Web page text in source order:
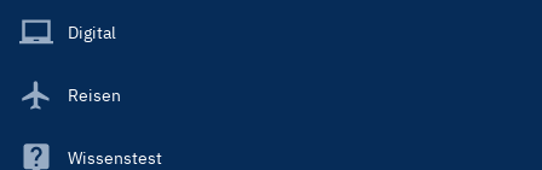
Main
Digital
Reisen
Wissenstest